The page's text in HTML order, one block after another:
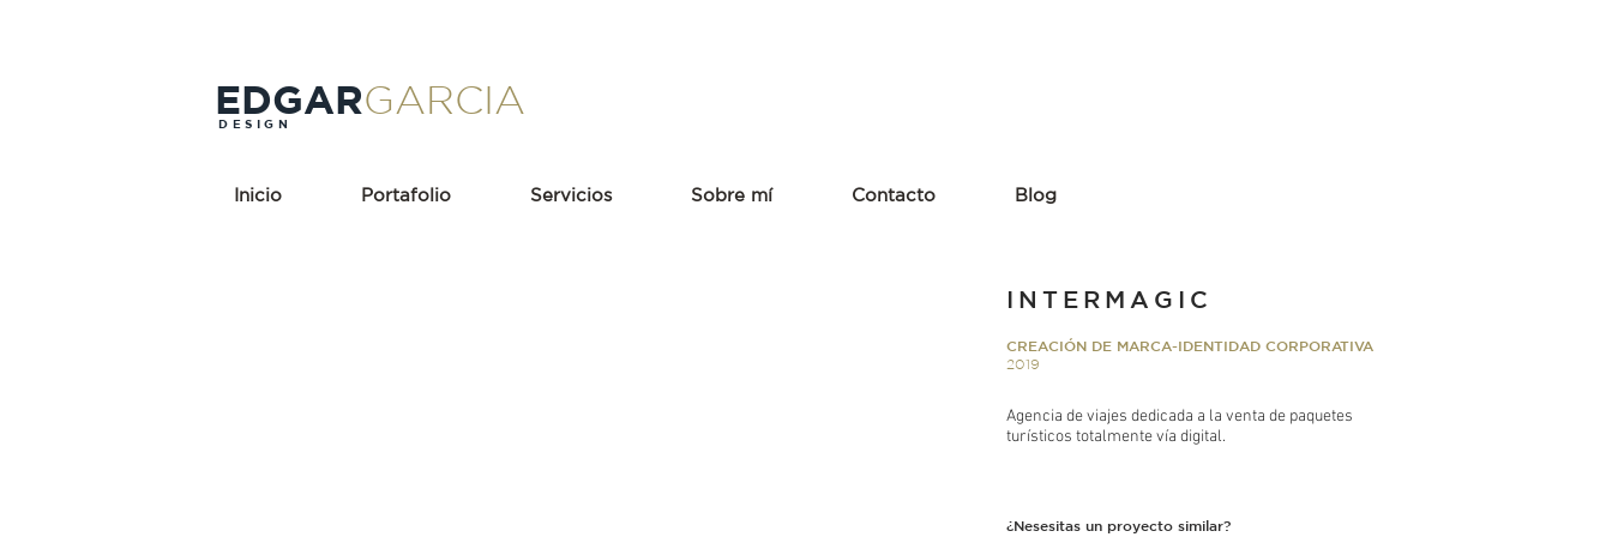
DESIGN
EDGARGARCIA
Inicio Portafolio Servicios Sobre mí Contacto Blog
INTERMAGIC
CREACIÓN DE MARCA-IDENTIDAD CORPORATIVA
2019
Agencia de viajes dedicada a la venta de paquetes
turísticos totalmente vía digital.
¿Nesesitas un proyecto similar?